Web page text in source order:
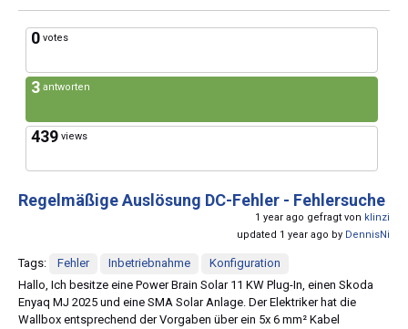
0 votes
3 antworten
439 views
Regelmäßige Auslösung DC-Fehler - Fehlersuche
1 year ago gefragt von klinzi
updated 1 year ago by DennisNi
Tags: Fehler Inbetriebnahme
Konfiguration
Hallo, Ich besitze eine Power Brain Solar 11 KW Plug-In, einen Skoda
Enyaq MJ 2025 und eine SMA Solar Anlage. Der Elektriker hat die
Wallbox entsprechend der Vorgaben über ein 5x 6 mm² Kabel